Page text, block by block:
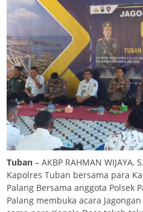
Tuban – AKBP RAHMAN WIJAYA,
Kapolres Tuban bersama para
Palang Bersama anggota Polsek
Palang membuka acara